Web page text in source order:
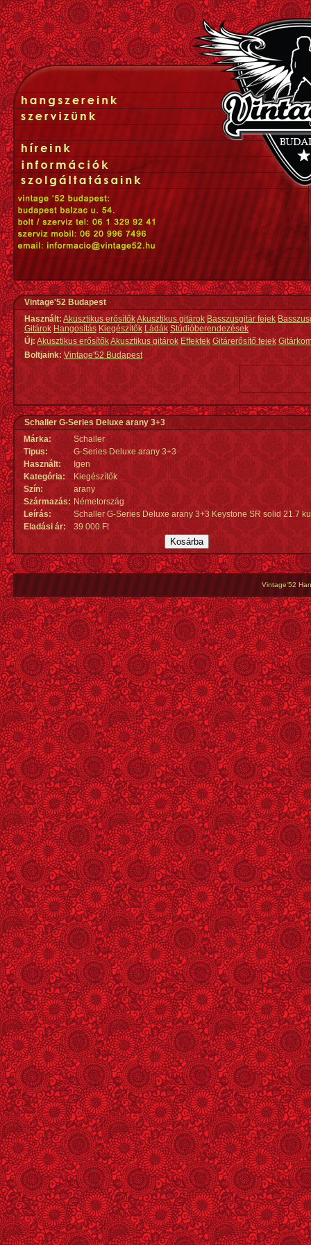
Vintage'52 Budapest
Használt: Akusztikus erősítőkAkusztikus gitárok Basszusgitár fejek
Gitárok Hangosítás Kiegészítők Ládák Stúdióberendezések
Új:Akusztikus erősítőkAkusztikus gitárok Effektek Gitárerősítő fejek
Boltjaink: Vintage'52 Budapest
Schaller G-Series Deluxe arany 3+3
Márka:
Schaller
Tipus:
G-Series Deluxe arany 3+3
Használt:
Igen
Kategória:
Kiegészítők
Szín:
arany
Származás: Németország
Leírás:
Schaller G-Series Deluxe arany 3+3 Keystone SR solid 21.7
Eladási ár:
39 000 Ft
Vintage'52